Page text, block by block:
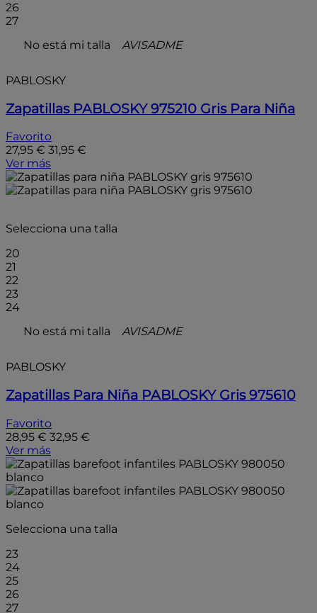
26
27
No está mi talla
AVISADME
PABLOSKY
Zapatillas PABLOSKY 975210 Gris Para Niña
Favorito
27,95 € 31,95 €
Ver más
Selecciona una talla
20
21
22
23
24
No está mi talla
AVISADME
PABLOSKY
Zapatillas Para Niña PABLOSKY Gris 975610
Favorito
28,95 € 32,95 €
Ver más
Selecciona una talla
23
24
25
26
27